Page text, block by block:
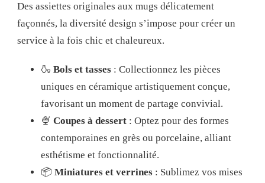
Des assiettes originales aux mugs délicatement
façonnés, la diversité design s’impose pour créer un
service à la fois chic et chaleureux.
🍶 Bols et tasses : Collectionnez les pièces
uniques en céramique artistiquement conçue,
favorisant un moment de partage convivial.
🍨 Coupes à dessert : Optez pour des formes
contemporaines en grès ou porcelaine, alliant
esthétisme et fonctionnalité.
📦 Miniatures et verrines : Sublimez vos mises